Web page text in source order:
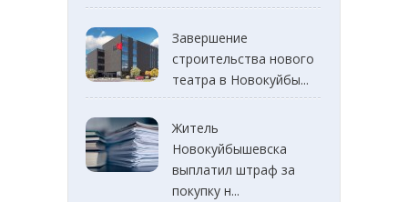
Завершение
строительства нового
театра в Новокуйбы...
Житель
Новокуйбышевска
выплатил штраф за
покупку н...